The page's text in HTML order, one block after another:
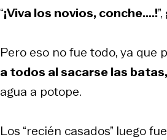
“¡Viva los novios, conche….!
Pero eso no fue todo, ya que
a todos al sacarse las
agua a potope.
Los “recién casados” luego